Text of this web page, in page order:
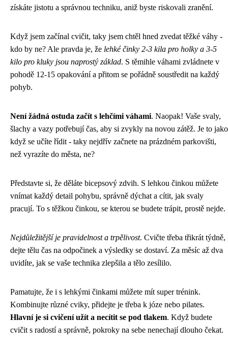
získáte jistotu a správnou techniku, aniž byste riskovali zranění.
Když jsem začínal cvičit, taky jsem chtěl hned zvedat těžké váhy -
kdo by ne? Ale pravda je, že lehké činky 2-3 kila pro holky a 3-5
kilo pro kluky jsou naprostý základ. S těmihle váhami zvládnete v
pohodě 12-15 opakování a přitom se pořádně soustředit na každý
pohyb.
Není žádná ostuda začít s lehčími váhami. Naopak! Vaše svaly,
šlachy a vazy potřebují čas, aby si zvykly na novou zátěž. Je to jako
když se učíte řídit - taky nejdřív začnete na prázdném parkovišti,
než vyrazíte do města, ne?
Představte si, že děláte bicepsový zdvih. S lehkou činkou můžete
vnímat každý detail pohybu, správně dýchat a cítit, jak svaly
pracují. To s těžkou činkou, se kterou se budete trápit, prostě nejde.
Nejdůležitější je pravidelnost a trpělivost. Cvičte třeba třikrát týdně,
dejte tělu čas na odpočinek a výsledky se dostaví. Za měsíc až dva
uvidíte, jak se vaše technika zlepšila a tělo zesílilo.
Pamatujte, že i s lehkými činkami můžete mít super trénink.
Kombinujte různé cviky, přidejte je třeba k józe nebo pilates.
Hlavní je si cvičení užít a necítit se pod tlakem. Když budete
cvičit s radostí a správně, pokroky na sebe nenechají dlouho čekat.